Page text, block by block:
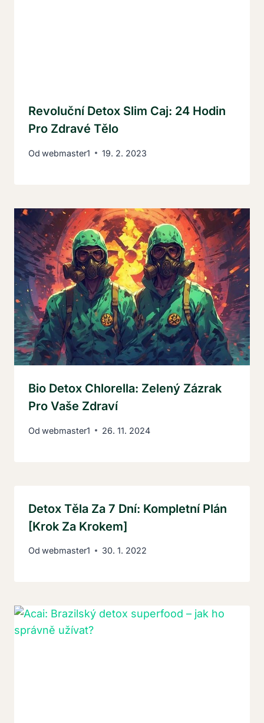
Revoluční Detox Slim Caj: 24 Hodin
Pro Zdravé Tělo
Od webmaster1 19. 2. 2023
Bio Detox Chlorella: Zelený Zázrak
Pro Vaše Zdraví
Od webmaster1 26. 11. 2024
Detox Těla Za 7 Dní: Kompletní Plán
[Krok Za Krokem]
Od webmaster1 30. 1. 2022